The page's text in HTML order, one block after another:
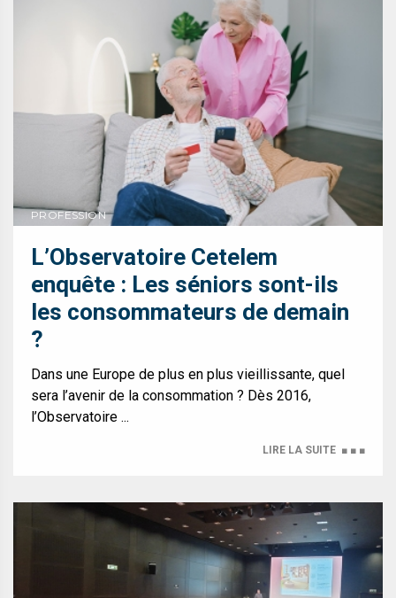
PROFESSION
L’Observatoire Cetelem
enquête : Les séniors sont-ils
les consommateurs de demain
?
Dans une Europe de plus en plus vieillissante, quel
sera l’avenir de la consommation ? Dès 2016,
l’Observatoire ...
LIRE LA SUITE ■ ■ ■